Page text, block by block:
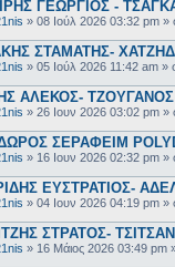
ΓΕΩΡΓΙΟΣ -
» 08 Ιούλ 2026 03:32 pm »
ΣΤΑΜΑΤΗΣ-
» 05 Ιούλ 2026 11:42 am »
ΑΛΕΚΟΣ- ΤΖΟΥΓΑΝΟΣ
» 26 Ιουν 2026 03:02 pm »
ΣΕΡΑΦΕΙΜ
» 16 Ιουν 2026 02:32 pm »
ΕΥΣΤΡΑΤΙΟΣ-
» 04 Ιουν 2026 04:19 pm »
ΣΤΡΑΤΟΣ-
» 16 Μάιος 2026 03:49 pm